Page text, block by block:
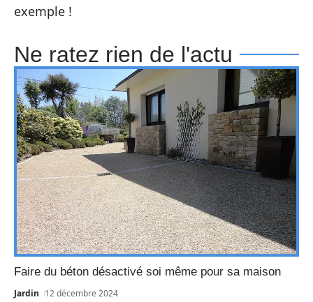
exemple !
Ne ratez rien de l'actu
Faire du béton désactivé soi même pour sa maison
Jardin 12 décembre 2024